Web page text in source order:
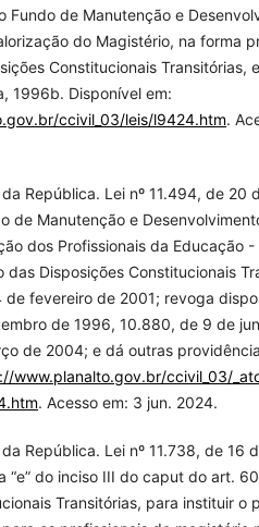
Fundo de Manutenção e
do Magistério, na forma
Constitucionais Transitórias,
1996b. Disponível em:
ccivil_03/leis/l9424.htm.
República. Lei nº 11.494, de 20
de Manutenção e
dos Profissionais da Educação -
Disposições Constitucionais
de fevereiro de 2001; revoga
de 1996, 10.880, de 9 de
de 2004; e dá outras
www.planalto.gov.br/ccivil_03/
. Acesso em: 3 jun. 2024.
República. Lei nº 11.738, de 16
“e” do inciso III do caput do art.
Transitórias, para instituir o